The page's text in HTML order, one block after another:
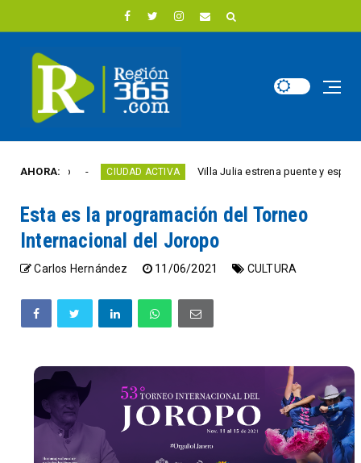
AHORA:
año CIUDAD ACTIVA Villa Julia estrena puente y espacios
Esta es la programación del Torneo
Internacional del Joropo
Carlos Hernández 11/06/2021 CULTURA